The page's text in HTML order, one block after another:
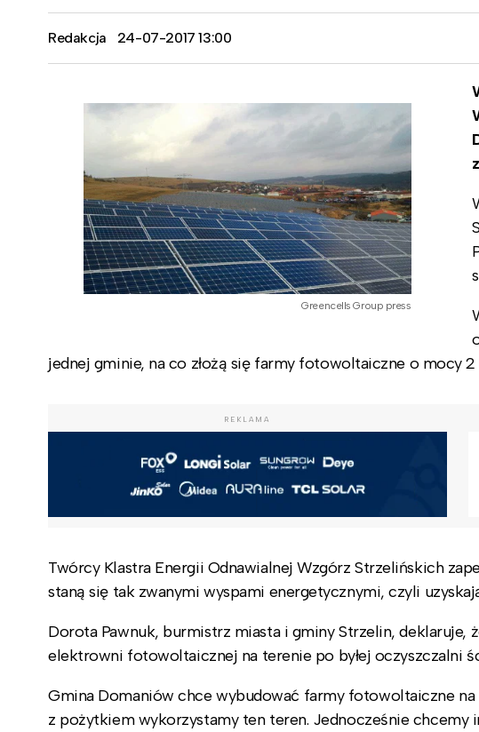
Redakcja 24-07-2017 13:00
Greencells Group press
jednej gminie, na co złożą się farmy fotowoltaiczne o mocy
REKLAMA
Twórcy Klastra Energii Odnawialnej Wzgórz Strzelińskich
staną się tak zwanymi wyspami energetycznymi, czyli
Dorota Pawnuk, burmistrz miasta i gminy Strzelin, deklaruje,
elektrowni fotowoltaicznej na terenie po byłej oczyszczalni
Gmina Domaniów chce wybudować farmy fotowoltaiczne
z pożytkiem wykorzystamy ten teren. Jednocześnie chcemy